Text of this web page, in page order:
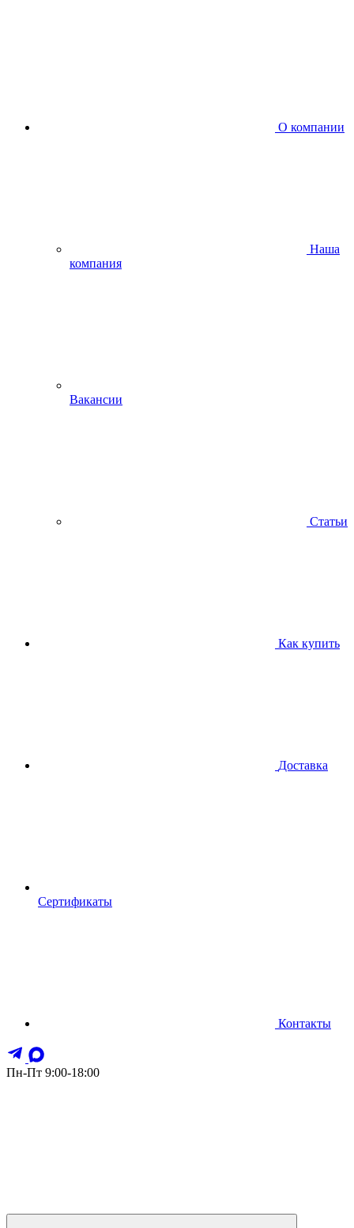
О компании
Наша
компания
Вакансии
Статьи
Как купить
Доставка
Сертификаты
Контакты
Пн-Пт 9:00-18:00